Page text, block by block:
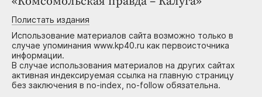
Полистать издания
Использование материалов сайта возможно только в
случае упоминания www.kp40.ru как первоисточника
информации.
В случае использования материалов на других сайтах
активная индексируемая ссылка на главную страницу
без заключения в no-index, no-follow обязательна.